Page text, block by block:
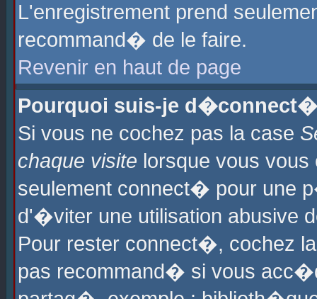
L'enregistrement prend
recommand� de le faire.
Revenir en haut de page
Pourquoi suis-je
Si vous ne cochez pas la case
chaque visite lorsque vous
seulement connect� pour une
d'�viter une utilisation abusive
Pour rester connect�, cochez
pas recommand� si vous